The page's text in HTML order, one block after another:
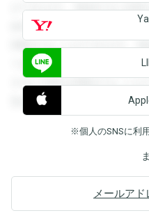
ができます。登録すると回
録すると回答を閲覧するこ
閲覧することができます。
できます。登録すると回答
すると回答を閲覧すること
覧することができます。
※個人のSNSに利
メールア